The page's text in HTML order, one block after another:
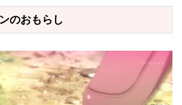
のおもらし